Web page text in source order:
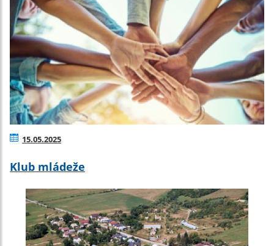
15.05.2025
Klub mládeže